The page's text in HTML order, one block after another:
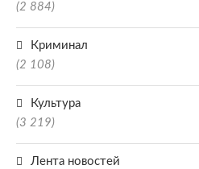
(2 884)
Криминал
(2 108)
Культура
(3 219)
Лента новостей